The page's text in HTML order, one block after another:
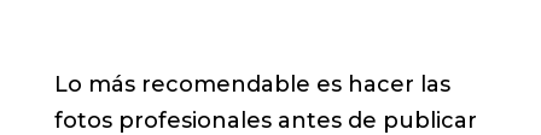
Lo más recomendable es hacer las
fotos profesionales antes de publicar